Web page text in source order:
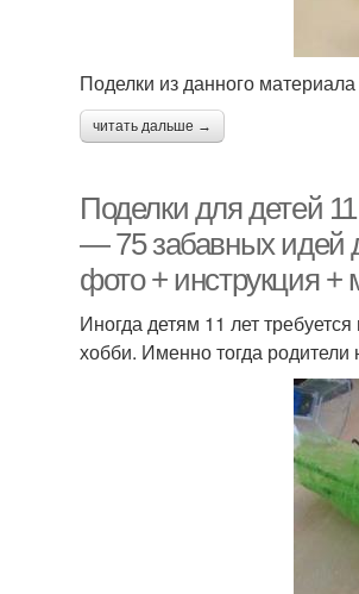
Поделки из данного
читать дальше →
Поделки для детей
— 75 забавных идей
фото + инструкция +
Иногда детям 11 лет
хобби. Именно тогда